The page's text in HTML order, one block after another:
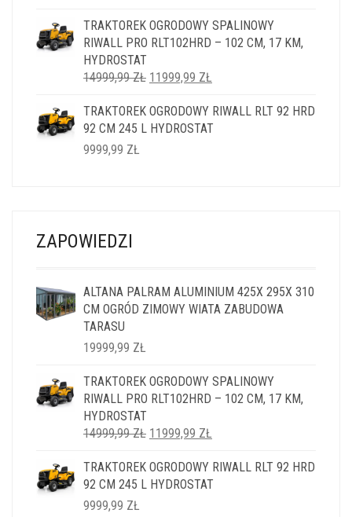
TRAKTOREK OGRODOWY SPALINOWY
RIWALL PRO RLT102HRD – 102 CM, 17 KM,
HYDROSTAT
14999,99ZŁ PIERWOTNA
WYNOSIŁA:
14999,99 ZŁ.
11999,99 ZŁ
WYNOSI:
11999,99 ZŁ.
TRAKTOREK OGRODOWY RIWALL RLT 92 HRD
92 CM 245 L HYDROSTAT
9999,99 ZŁ
ZAPOWIEDZI
ALTANA PALRAM ALUMINIUM 425X 295X 310
CM OGRÓD ZIMOWY WIATA ZABUDOWA
TARASU
19999,99 ZŁ
TRAKTOREK OGRODOWY SPALINOWY
RIWALL PRO RLT102HRD – 102 CM, 17 KM,
HYDROSTAT
14999,99ZŁ PIERWOTNA
WYNOSIŁA:
14999,99 ZŁ.
11999,99 ZŁ
WYNOSI:
11999,99 ZŁ.
TRAKTOREK OGRODOWY RIWALL RLT 92 HRD
92 CM 245 L HYDROSTAT
9999,99 ZŁ